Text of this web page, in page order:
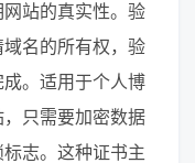
站的真实性。验
名的所有权，验
。适用于个人博
只需要加密数据
志。这种证书主